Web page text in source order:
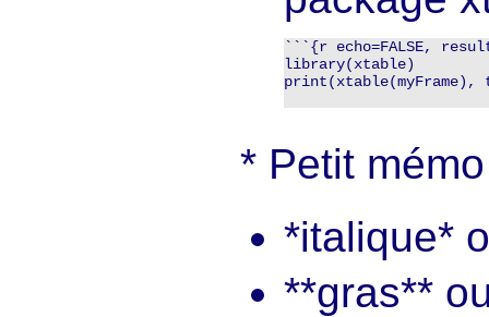
```{r echo=FALSE,
library(xtable)
Petit
*italique*
**gras**